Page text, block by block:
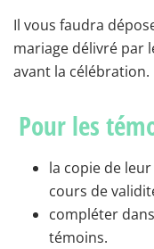
Il vous faudra
mariage délivré par
avant la célébration.
Pour les
la copie de
cours de
compléter
témoins.